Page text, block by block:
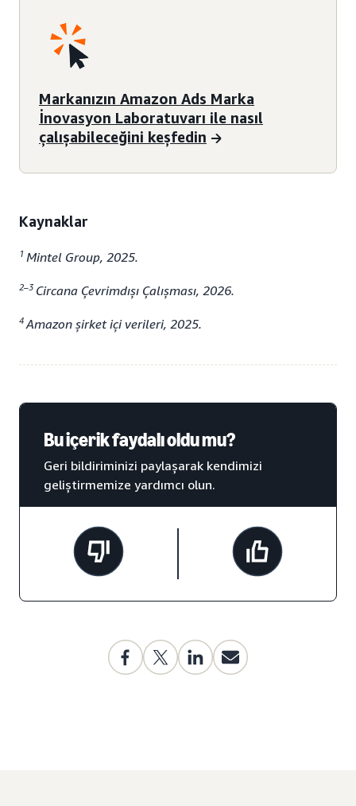
Markanızın Amazon Ads Marka
İnovasyon Laboratuvarı ile nasıl
çalışabileceğini keşfedin
Kaynaklar
1 Mintel Group, 2025.
2–3 Circana Çevrimdışı Çalışması, 2026.
4 Amazon şirket içi verileri, 2025.
Bu içerik faydalı oldu mu?
Geri bildiriminizi paylaşarak kendimizi
geliştirmemize yardımcı olun.